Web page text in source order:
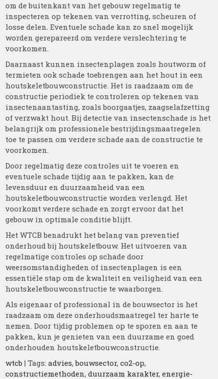
om de buitenkant van het gebouw regelmatig te
inspecteren op tekenen van verrotting, scheuren of
losse delen. Eventuele schade kan zo snel mogelijk
worden gerepareerd om verdere verslechtering te
voorkomen.
Daarnaast kunnen insectenplagen zoals houtworm of
termieten ook schade toebrengen aan het hout in een
houtskeletbouwconstructie. Het is raadzaam om de
constructie periodiek te controleren op tekenen van
insectenaantasting, zoals boorgaatjes, zaagselafzetting
of verzwakt hout. Bij detectie van insectenschade is het
belangrijk om professionele bestrijdingsmaatregelen
toe te passen om verdere schade aan de constructie te
voorkomen.
Door regelmatig deze controles uit te voeren en
eventuele schade tijdig aan te pakken, kan de
levensduur en duurzaamheid van een
houtskeletbouwconstructie worden verlengd. Het
voorkomt verdere schade en zorgt ervoor dat het
gebouw in optimale conditie blijft.
Het WTCB benadrukt het belang van preventief
onderhoud bij houtskeletbouw. Het uitvoeren van
regelmatige controles op schade door
weersomstandigheden of insectenplagen is een
essentiële stap om de kwaliteit en veiligheid van een
houtskeletbouwconstructie te waarborgen.
Als eigenaar of professional in de bouwsector is het
raadzaam om deze onderhoudsmaatregel ter harte te
nemen. Door tijdig problemen op te sporen en aan te
pakken, kun je genieten van een duurzame en goed
onderhouden houtskeletbouwconstructie.
wtcb | Tags:advies,bouwsector,co2-op,
constructiemethoden,duurzaam karakter,energie-